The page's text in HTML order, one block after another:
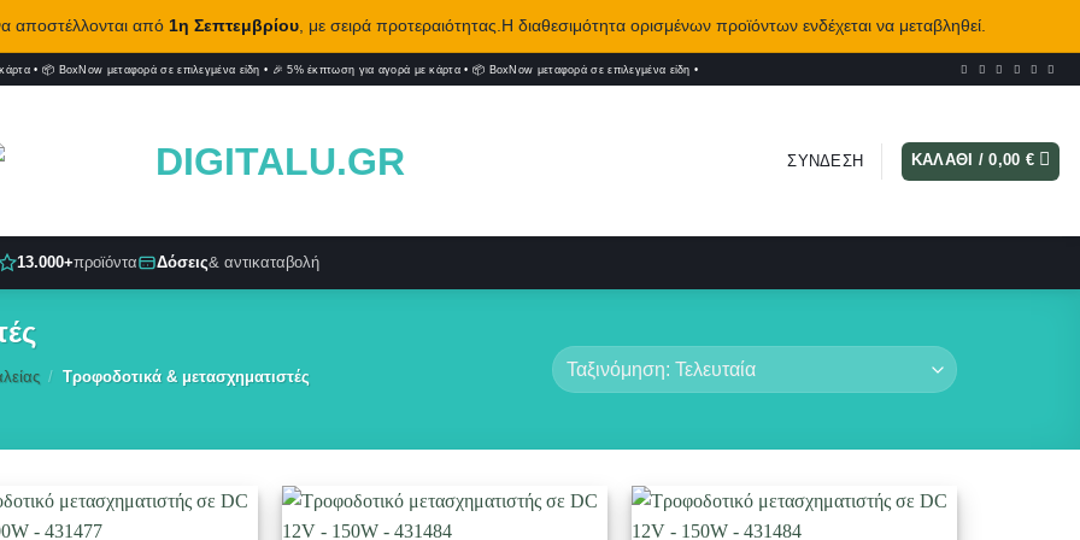
αποστέλλονται από 1η Σεπτεμβρίου, με σειρά προτεραιότητας.Η διαθεσιμότητα ορισμένων προϊόντων ενδέχεται να μεταβληθεί.
• 📦 BoxNow μεταφορά σε επιλεγμένα είδη • 🎉 5% έκπτωση για αγορά με κάρτα • 📦 BoxNow μεταφορά σε επιλεγμένα είδη •
ΣΎΝΔΕΣΗ ΚΑΛΆΘΙ /0,00 €
13.000+προϊόντα Δόσεις& αντικαταβολή
/ Τροφοδοτικά & μετασχηματιστές